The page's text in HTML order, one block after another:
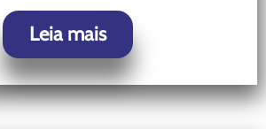
Leia mais